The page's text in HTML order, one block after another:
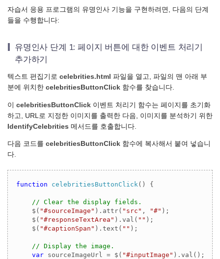
자습서 응용 프로그램의 유명인사 기능을 구현하려면, 다음의 단계
들을 수행합니다:
유명인사 단계 1: 페이지 버튼에 대한 이벤트 처리기
추가하기
텍스트 편집기로 celebrities.html 파일을 열고, 파일의 맨 아래 부
분에 위치한 celebritiesButtonClick 함수를 찾습니다.
이 celebritiesButtonClick 이벤트 처리기 함수는 페이지를 초기화
하고, URL로 지정한 이미지를 출력한 다음, 이미지를 분석하기 위한
IdentifyCelebrities 메서드를 호출합니다.
다음 코드를 celebritiesButtonClick 함수에 복사해서 붙여 넣습니
다.
function celebritiesButtonClick( ) {
// Clear the display fields.
    $(
"#sourceImage" ).attr( "src" , "#" );
    $(
"#responseTextArea" ).val( "" );
    $(
"#captionSpan" ).text( "" );
// Display the image.
var sourceImageUrl = $( "#inputImage" ).val();